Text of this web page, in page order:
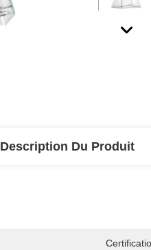
Description Du Produit